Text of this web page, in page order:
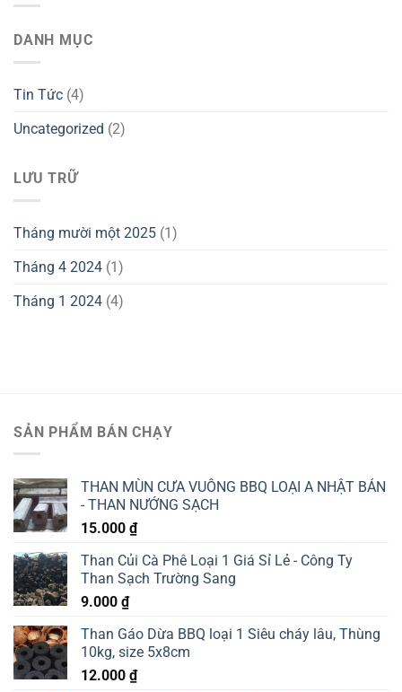
DANH MỤC
Tin Tức (4)
Uncategorized (2)
LƯU TRỮ
Tháng mười một 2025 (1)
Tháng 4 2024 (1)
Tháng 1 2024 (4)
SẢN PHẨM BÁN CHẠY
THAN MÙN CƯA VUÔNG BBQ LOẠI A NHẬT BẢN
- THAN NƯỚNG SẠCH
15.000 ₫
Than Củi Cà Phê Loại 1 Giá Sỉ Lẻ - Công Ty
Than Sạch Trường Sang
9.000 ₫
Than Gáo Dừa BBQ loại 1 Siêu cháy lâu, Thùng
10kg, size 5x8cm
12.000 ₫